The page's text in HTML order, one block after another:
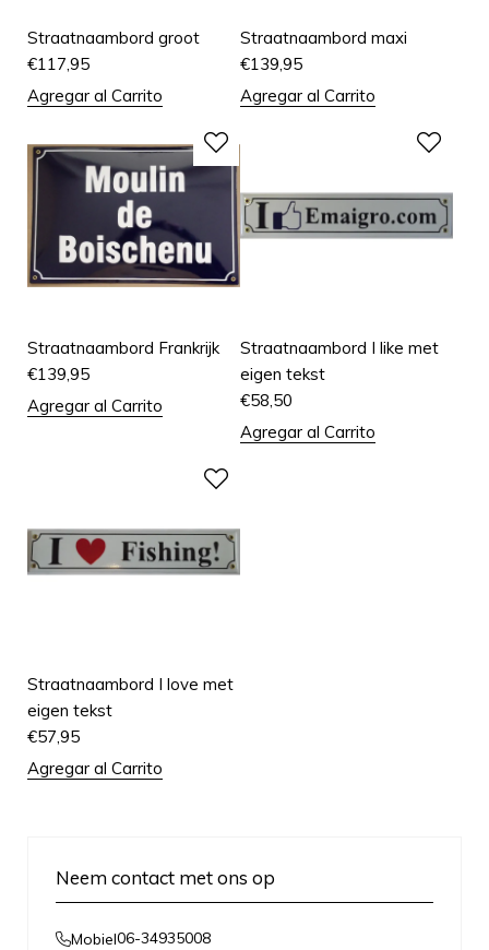
Straatnaambord groot
€117,95
Agregar al Carrito
Straatnaambord maxi
€139,95
Agregar al Carrito
Straatnaambord Frankrijk
€139,95
Agregar al Carrito
Straatnaambord I like met
eigen tekst
€58,50
Agregar al Carrito
Straatnaambord I love met
eigen tekst
€57,95
Agregar al Carrito
Neem contact met ons op
Mobiel06-34935008